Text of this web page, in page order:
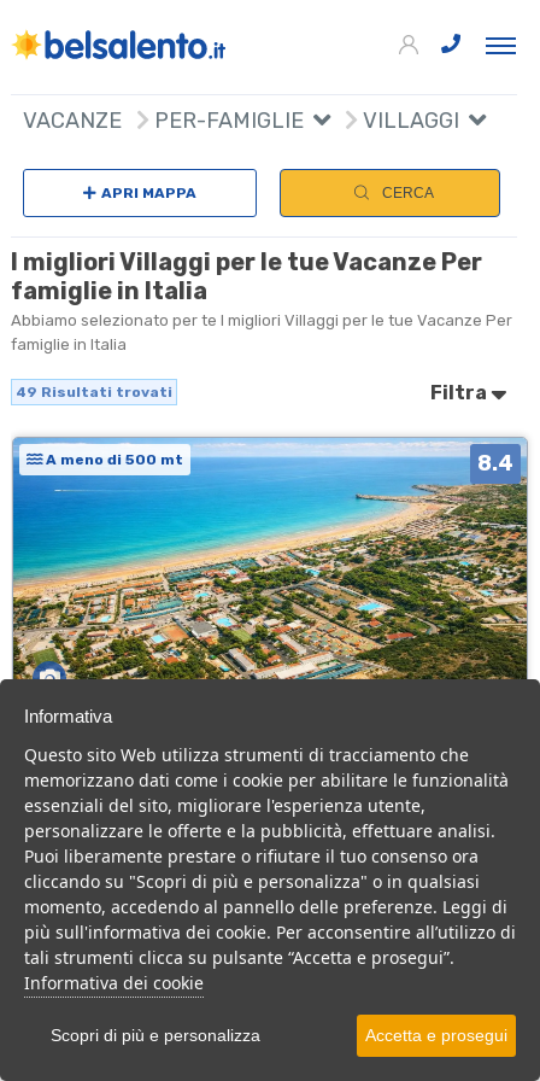
VACANZE PER-FAMIGLIE VILLAGGI
APRI MAPPA CERCA
I migliori Villaggi per le tue Vacanze Per
famiglie in Italia
Abbiamo selezionato per te I migliori Villaggi per le tue Vacanze Per
famiglie in Italia
49 Risultati trovati Filtra
A meno di 500 mt 8.4
Puglia > Gargano > Vieste
107 Camere
Villaggio a Vieste, con piscina e animazione, ideale per famiglie
con bambini.
Villaggio Hotel
VEDI SU MAPPA
+
Informativa
Questo sito Web utilizza strumenti di tracciamento che
memorizzano dati come i cookie per abilitare le funzionalità
essenziali del sito, migliorare l'esperienza utente,
personalizzare le offerte e la pubblicità, effettuare analisi.
Puoi liberamente prestare o rifiutare il tuo consenso ora
cliccando su "Scopri di più e personalizza" o in qualsiasi
momento, accedendo al pannello delle preferenze. Leggi di
più sull'informativa dei cookie. Per acconsentire all’utilizzo di
tali strumenti clicca su pulsante “Accetta e prosegui”.
Informativa dei cookie
Scopri di più e personalizza Accetta e prosegui